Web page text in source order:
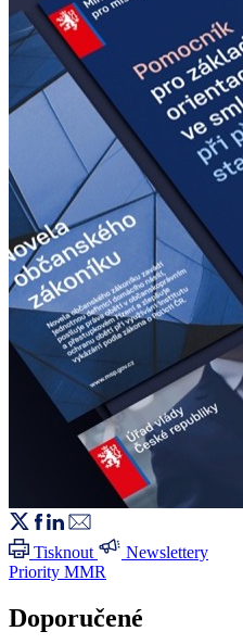
Tisknout
Newslettery
Priority MMR
Doporučené